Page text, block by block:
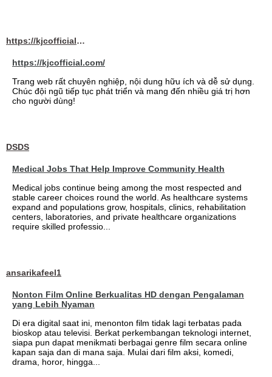
https://kjcofficial.com/
https://kjcofficial.com/
Trang web rất chuyên nghiệp, nội dung hữu ích và dễ sử dụng.
Chúc đội ngũ tiếp tục phát triển và mang đến nhiều giá trị hơn
cho người dùng!
DSDS
Medical Jobs That Help Improve Community Health
Medical jobs continue being among the most respected and
stable career choices round the world. As healthcare systems
expand and populations grow, hospitals, clinics, rehabilitation
centers, laboratories, and private healthcare organizations
require skilled professio...
ansarikafeel1
Nonton Film Online Berkualitas HD dengan Pengalaman
yang Lebih Nyaman
Di era digital saat ini, menonton film tidak lagi terbatas pada
bioskop atau televisi. Berkat perkembangan teknologi internet,
siapa pun dapat menikmati berbagai genre film secara online
kapan saja dan di mana saja. Mulai dari film aksi, komedi,
drama, horor, hingga...